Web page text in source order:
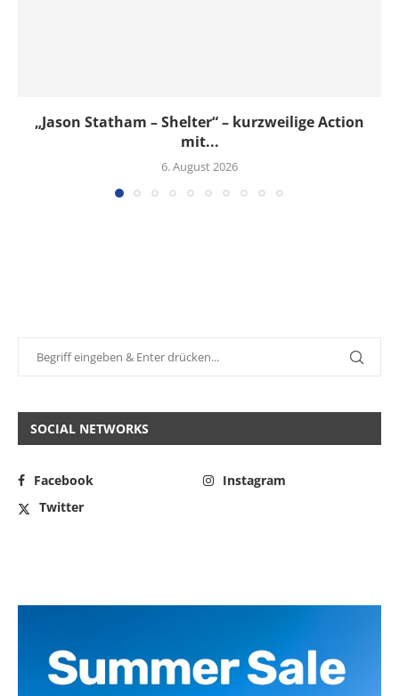
„Jason Statham – Shelter“ – kurzweilige Action
mit...
6. August 2026
SOCIAL NETWORKS
Facebook
Instagram
Twitter